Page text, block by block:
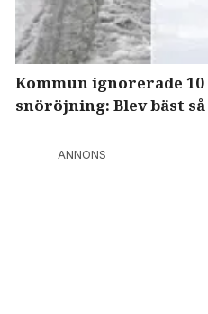
Kommun ignorerade 10
snöröjning: Blev bäst så
ANNONS